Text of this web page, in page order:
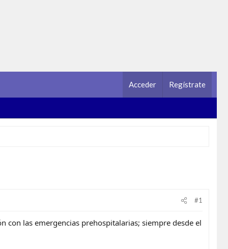
Acceder Regístrate
#1
con las emergencias prehospitalarias; siempre desde el